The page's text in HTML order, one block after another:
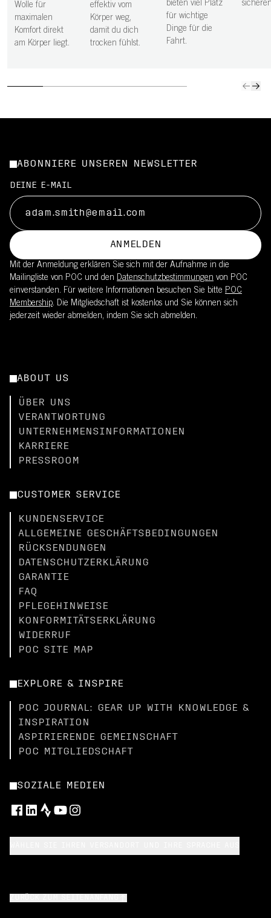
Wolle für
maximalen
Komfort direkt
am Körper liegt.
effektiv vom
Körper weg,
damit du dich
trocken fühlst.
bieten viel Platz
für wichtige
Dinge für die
Fahrt.
ABONNIERE UNSEREN NEWSLETTER
DEINE E-MAIL
ANMELDEN
Mit der Anmeldung erklären Sie sich mit der Aufnahme in die
Mailingliste von POC und den Datenschutzbestimmungen von POC
einverstanden. Für weitere Informationen besuchen Sie bitte POC
Membership. Die Mitgliedschaft ist kostenlos und Sie können sich
jederzeit wieder abmelden, indem Sie sich abmelden.
ABOUT US
ÜBER UNS
VERANTWORTUNG
UNTERNEHMENSINFORMATIONEN
KARRIERE
PRESSROOM
CUSTOMER SERVICE
KUNDENSERVICE
ALLGEMEINE GESCHÄFTSBEDINGUNGEN
RÜCKSENDUNGEN
DATENSCHUTZERKLÄRUNG
GARANTIE
FAQ
PFLEGEHINWEISE
KONFORMITÄTSERKLÄRUNG
WIDERRUF
POC SITE MAP
EXPLORE & INSPIRE
POC JOURNAL: GEAR UP WITH KNOWLEDGE &
INSPIRATION
ASPIRIERENDE GEMEINSCHAFT
POC MITGLIEDSCHAFT
SOZIALE MEDIEN